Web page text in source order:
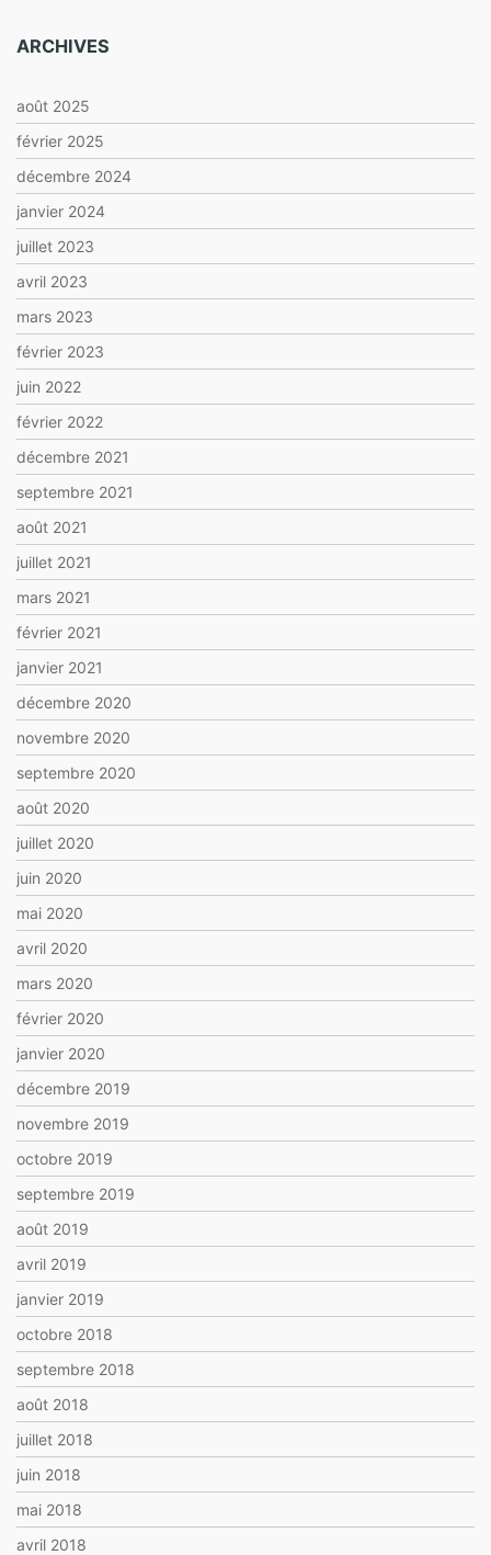
ARCHIVES
août 2025
février 2025
décembre 2024
janvier 2024
juillet 2023
avril 2023
mars 2023
février 2023
juin 2022
février 2022
décembre 2021
septembre 2021
août 2021
juillet 2021
mars 2021
février 2021
janvier 2021
décembre 2020
novembre 2020
septembre 2020
août 2020
juillet 2020
juin 2020
mai 2020
avril 2020
mars 2020
février 2020
janvier 2020
décembre 2019
novembre 2019
octobre 2019
septembre 2019
août 2019
avril 2019
janvier 2019
octobre 2018
septembre 2018
août 2018
juillet 2018
juin 2018
mai 2018
avril 2018